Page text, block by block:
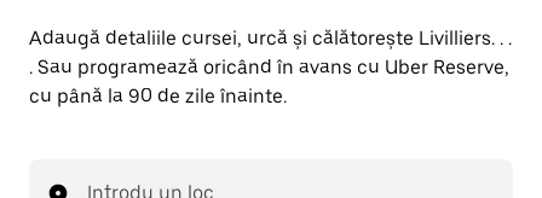
Adaugă detaliile cursei, urcă și călătorește Livilliers. . .
. Sau programează oricând în avans cu Uber Reserve,
cu până la 90 de zile înainte.
Introdu un loc